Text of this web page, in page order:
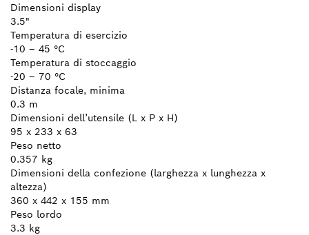
Dimensioni display
3.5"
Temperatura di esercizio
-10 – 45 °C
Temperatura di stoccaggio
-20 – 70 °C
Distanza focale, minima
0.3 m
Dimensioni dell’utensile (L x P x H)
95 x 233 x 63
Peso netto
0.357 kg
Dimensioni della confezione (larghezza x lunghezza x
altezza)
360 x 442 x 155 mm
Peso lordo
3.3 kg